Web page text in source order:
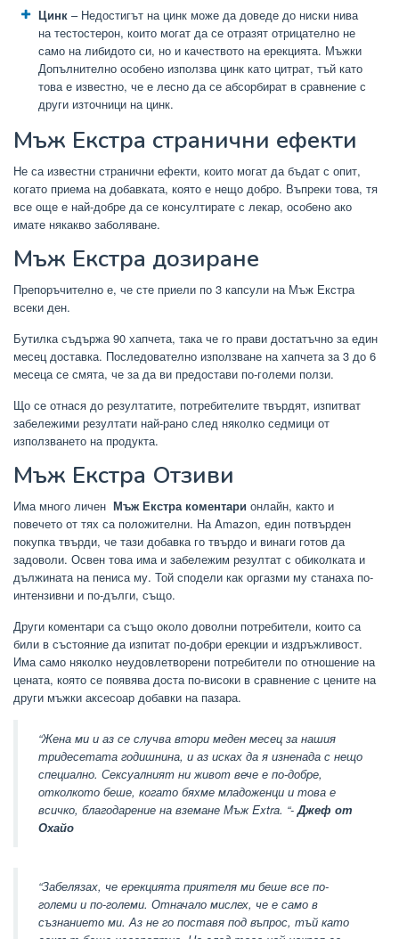
Цинк – Недостигът на цинк може да доведе до ниски нива
на тестостерон, които могат да се отразят отрицателно не
само на либидото си, но и качеството на ерекцията. Мъжки
Допълнително особено използва цинк като цитрат, тъй като
това е известно, че е лесно да се абсорбират в сравнение с
други източници на цинк.
Мъж Екстра странични ефекти
Не са известни странични ефекти, които могат да бъдат с опит,
когато приема на добавката, която е нещо добро. Въпреки това, тя
все още е най-добре да се консултирате с лекар, особено ако
имате някакво заболяване.
Мъж Екстра дозиране
Препоръчително е, че сте приели по 3 капсули на Мъж Екстра
всеки ден.
Бутилка съдържа 90 хапчета, така че го прави достатъчно за един
месец доставка. Последователно използване на хапчета за 3 до 6
месеца се смята, че за да ви предостави по-големи ползи.
Що се отнася до резултатите, потребителите твърдят, изпитват
забележими резултати най-рано след няколко седмици от
използването на продукта.
Мъж Екстра Отзиви
Има много личен Мъж Екстра коментари онлайн, както и
повечето от тях са положителни. На Amazon, един потвърден
покупка твърди, че тази добавка го твърдо и винаги готов да
задоволи. Освен това има и забележим резултат с обиколката и
дължината на пениса му. Той сподели как оргазми му станаха по-
интензивни и по-дълги, също.
Други коментари са също около доволни потребители, които са
били в състояние да изпитат по-добри ерекции и издръжливост.
Има само няколко неудовлетворени потребители по отношение на
цената, която се появява доста по-високи в сравнение с цените на
други мъжки аксесоар добавки на пазара.
“Жена ми и аз се случва втори меден месец за нашия
тридесетата годишнина, и аз исках да я изненада с нещо
специално. Сексуалният ни живот вече е по-добре,
отколкото беше, когато бяхме младоженци и това е
всичко, благодарение на вземане Мъж Extra. “-Джеф от
Охайо
“Забелязах, че ерекцията приятеля ми беше все по-
големи и по-големи. Отначало мислех, че е само в
съзнанието ми. Аз не го поставя под въпрос, тъй като